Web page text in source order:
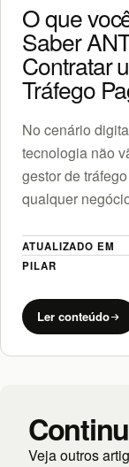
O que
Saber
Contratar
Tráfego
No cenário
tecnologia não
gestor de
qualquer
ATUALIZADO EM
PILAR
Ler conteúdo
Veja outros